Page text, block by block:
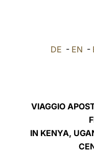
DE - EN -
VIAGGIO
IN KENYA,